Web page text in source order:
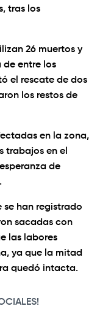
tras los
26 muertos y
de entre los
el rescate de dos
los restos de
en la zona,
trabajos en el
de
se han registrado
sacadas con
las labores
ya que la mitad
quedó intacta.